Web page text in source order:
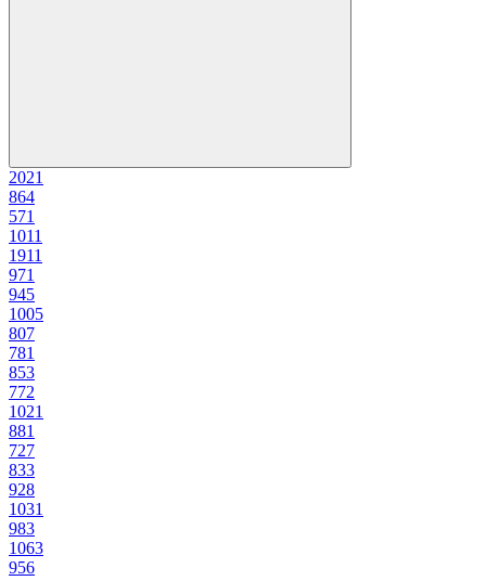
2021
864
571
1011
1911
971
945
1005
807
781
853
772
1021
881
727
833
928
1031
983
1063
956